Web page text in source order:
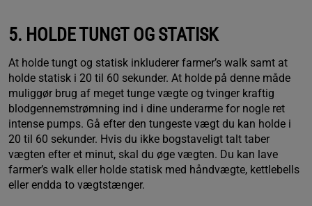
5. HOLDE TUNGT OG STATISK
At holde tungt og statisk inkluderer farmer’s walk samt at
holde statisk i 20 til 60 sekunder. At holde på denne måde
muliggør brug af meget tunge vægte og tvinger kraftig
blodgennemstrømning ind i dine underarme for nogle ret
intense pumps. Gå efter den tungeste vægt du kan holde i
20 til 60 sekunder. Hvis du ikke bogstaveligt talt taber
vægten efter et minut, skal du øge vægten. Du kan lave
farmer’s walk eller holde statisk med håndvægte, kettlebells
eller endda to vægtstænger.